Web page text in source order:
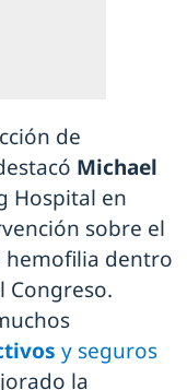
de
Michael
Hospital en
sobre el
dentro
Congreso.
y seguros
la